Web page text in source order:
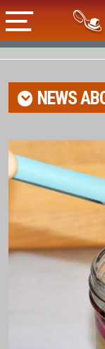
NEWS